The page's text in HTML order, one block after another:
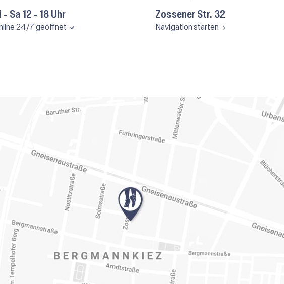
- Sa 12 - 18 Uhr
24/7 geöffnet
Zossener Str. 32
Navigation starten